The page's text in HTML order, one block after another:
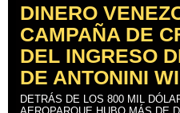
DINERO
CAMPAÑA DE
DEL INGRESO
DE ANTONINI
DETRÁS DE LOS 800 MIL